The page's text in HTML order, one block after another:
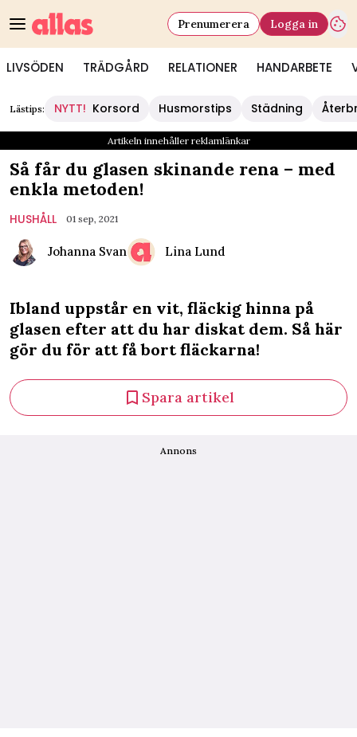
LIVSÖDEN TRÄDGÅRD RELATIONER HANDARBETE
Prenumerera Logga in
Lästips: NYTT! Korsord Husmorstips Städning
Artikeln innehåller reklamlänkar
Så får du glasen skinande rena – med
enkla metoden!
HUSHÅLL 01 sep, 2021
Johanna Svan Lina Lund
Ibland uppstår en vit, fläckig hinna på
glasen efter att du har diskat dem. Så här
gör du för att få bort fläckarna!
Spara artikel
Annons